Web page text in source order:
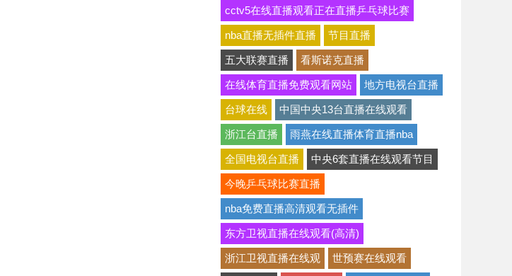
cctv5在线直播观看正在直播乒乓球比赛
nba直播无插件直播 节目直播
五大联赛直播 看斯诺克直播
在线体育直播免费观看网站 地方电视台直播
台球在线 中国中央13台直播在线观看
浙江台直播 雨燕在线直播体育直播nba
全国电视台直播 中央6套直播在线观看节目
今晚乒乓球比赛直播
nba免费直播高清观看无插件
东方卫视直播在线观看(高清)
浙江卫视直播在线观 世预赛在线观看